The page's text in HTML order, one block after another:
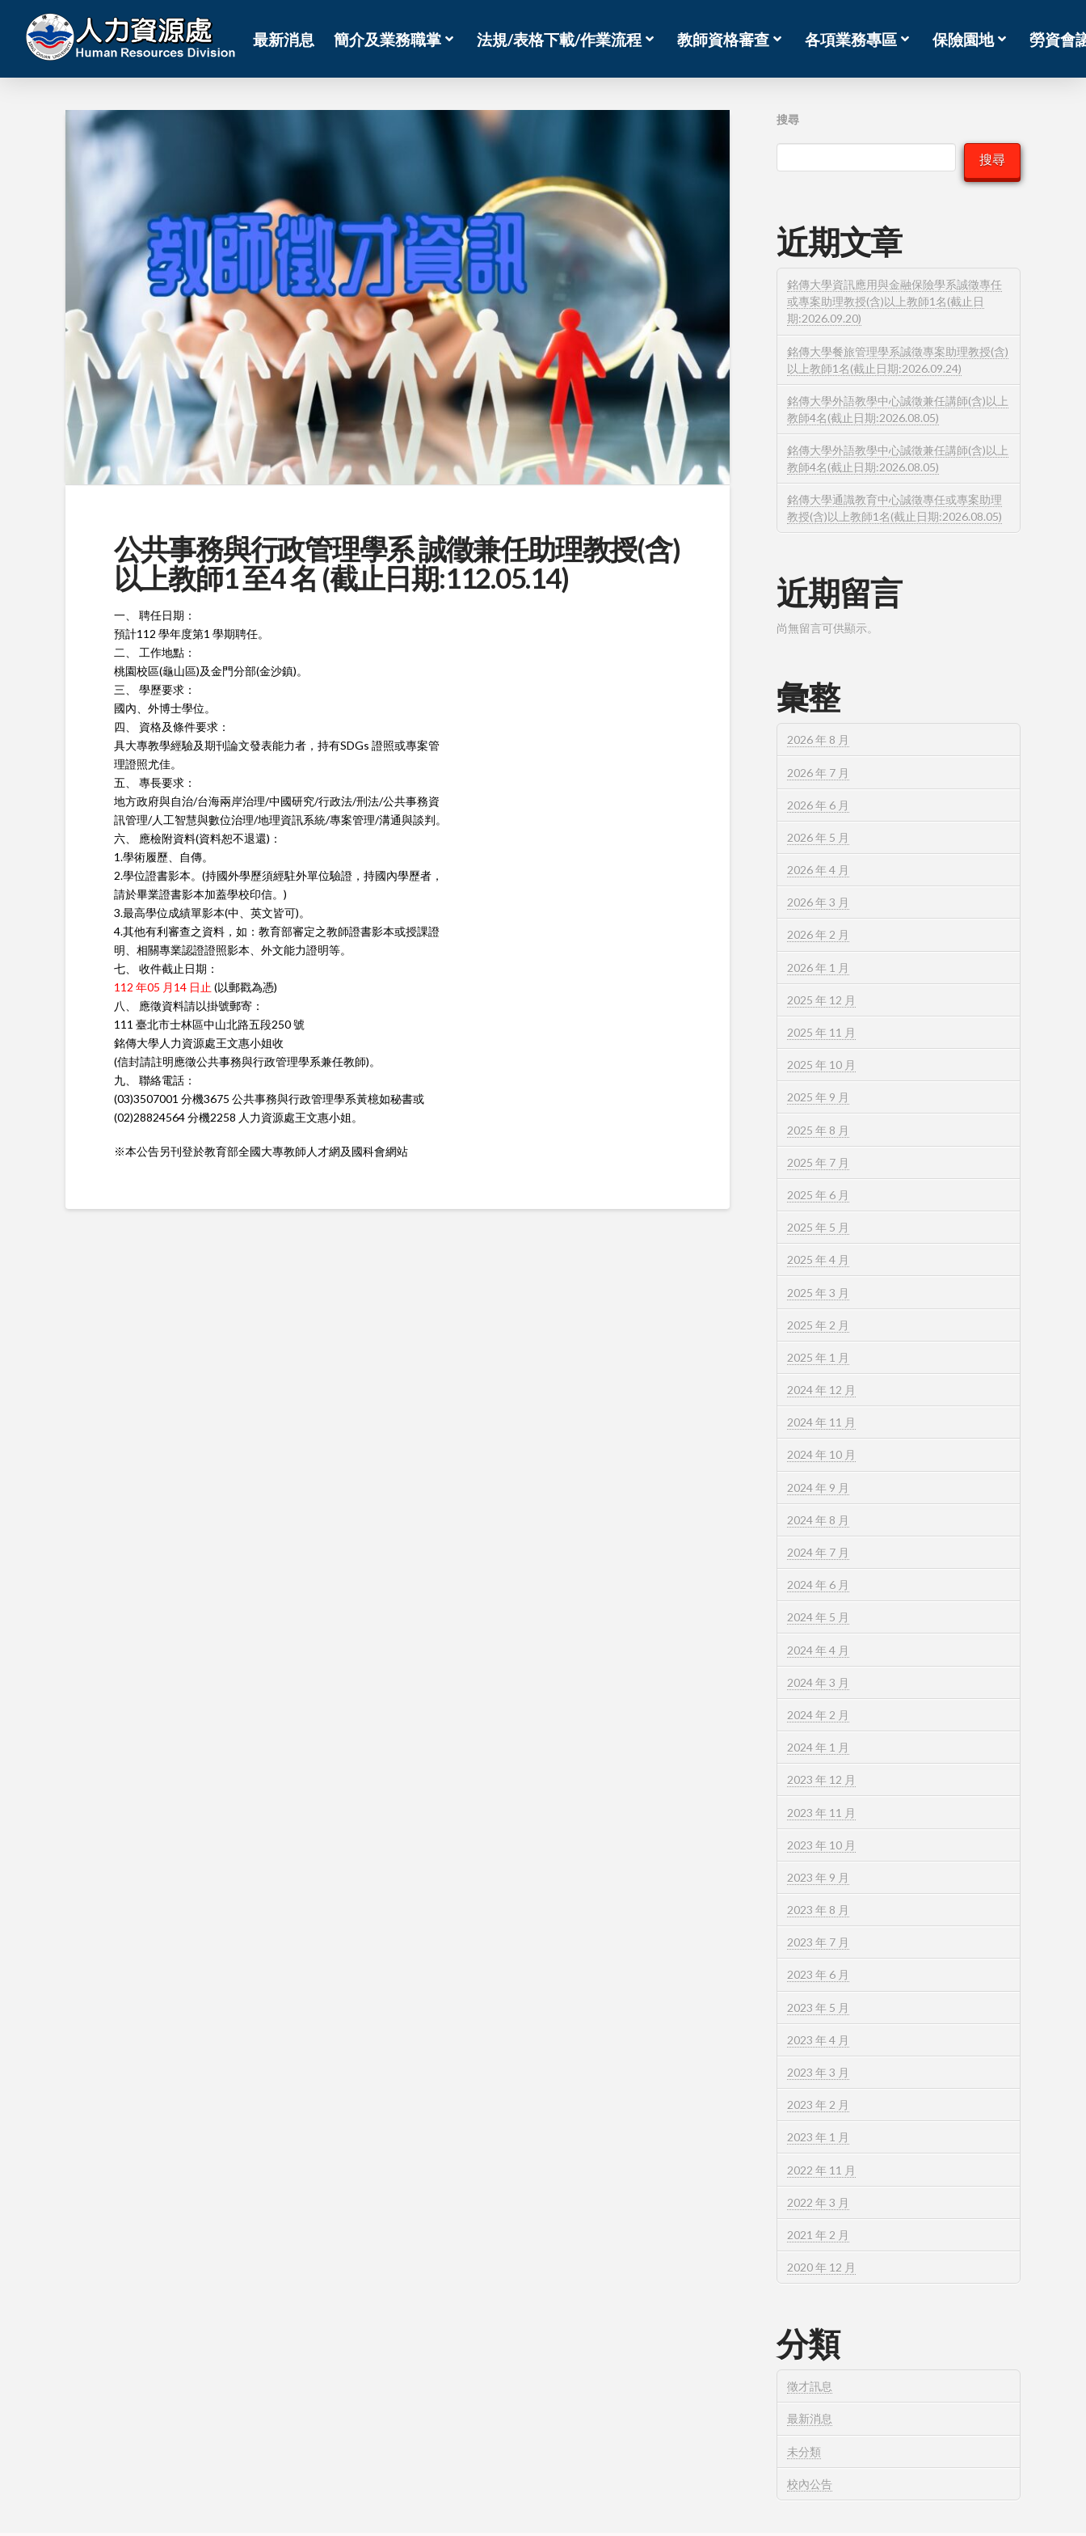
最新消息 簡介及業務職掌 法規/表格下載/作業流程 教師資格審查 各項業務專區 保險園地 勞資會
公共事務與行政管理學系 誠徵兼任助理教授(含)
以上教師1 至4 名 (截止日期:112.05.14)
一、 聘任日期：
預計112 學年度第1 學期聘任。
二、 工作地點：
桃園校區(龜山區)及金門分部(金沙鎮)。
三、 學歷要求：
國內、外博士學位。
四、 資格及條件要求：
具大專教學經驗及期刊論文發表能力者，持有SDGs 證照或專案管
理證照尤佳。
五、 專長要求：
地方政府與自治/台海兩岸治理/中國研究/行政法/刑法/公共事務資
訊管理/人工智慧與數位治理/地理資訊系統/專案管理/溝通與談判。
六、 應檢附資料(資料恕不退還)：
1.學術履歷、自傳。
2.學位證書影本。(持國外學歷須經駐外單位驗證，持國內學歷者，
請於畢業證書影本加蓋學校印信。)
3.最高學位成績單影本(中、英文皆可)。
4.其他有利審查之資料，如：教育部審定之教師證書影本或授課證
明、相關專業認證證照影本、外文能力證明等。
七、 收件截止日期：
112 年05 月14 日止 (以郵戳為憑)
八、 應徵資料請以掛號郵寄：
111 臺北市士林區中山北路五段250 號
銘傳大學人力資源處王文惠小姐收
(信封請註明應徵公共事務與行政管理學系兼任教師)。
九、 聯絡電話：
(03)3507001 分機3675 公共事務與行政管理學系黃檍如秘書或
(02)28824564 分機2258 人力資源處王文惠小姐。
※本公告另刊登於教育部全國大專教師人才網及國科會網站
搜尋
搜尋
近期文章
銘傳大學資訊應用與金融保險學系誠徵專任
或專案助理教授(含)以上教師1名(截止日
期:2026.09.20)
銘傳大學餐旅管理學系誠徵專案助理教授(含)
以上教師1名(截止日期:2026.09.24)
銘傳大學外語教學中心誠徵兼任講師(含)以上
教師4名(截止日期:2026.08.05)
銘傳大學外語教學中心誠徵兼任講師(含)以上
教師4名(截止日期:2026.08.05)
銘傳大學通識教育中心誠徵專任或專案助理
教授(含)以上教師1名(截止日期:2026.08.05)
近期留言
尚無留言可供顯示。
彙整
2026 年 8 月
2026 年 7 月
2026 年 6 月
2026 年 5 月
2026 年 4 月
2026 年 3 月
2026 年 2 月
2026 年 1 月
2025 年 12 月
2025 年 11 月
2025 年 10 月
2025 年 9 月
2025 年 8 月
2025 年 7 月
2025 年 6 月
2025 年 5 月
2025 年 4 月
2025 年 3 月
2025 年 2 月
2025 年 1 月
2024 年 12 月
2024 年 11 月
2024 年 10 月
2024 年 9 月
2024 年 8 月
2024 年 7 月
2024 年 6 月
2024 年 5 月
2024 年 4 月
2024 年 3 月
2024 年 2 月
2024 年 1 月
2023 年 12 月
2023 年 11 月
2023 年 10 月
2023 年 9 月
2023 年 8 月
2023 年 7 月
2023 年 6 月
2023 年 5 月
2023 年 4 月
2023 年 3 月
2023 年 2 月
2023 年 1 月
2022 年 11 月
2022 年 3 月
2021 年 2 月
2020 年 12 月
分類
徵才訊息
最新消息
未分類
校內公告